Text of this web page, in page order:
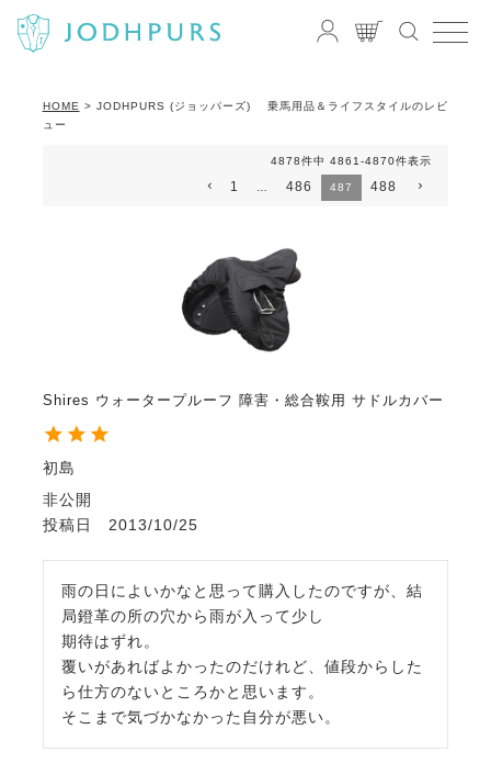
HOME
JODHPURS (ジョッパーズ) 乗馬用品＆ライフスタイルのレビ
ュー
4878件中 4861-4870件表示
1 486 487 488
Shires ウォータープルーフ 障害・総合鞍用 サドルカバー
初島
非公開
投稿日
2013/10/25
雨の日によいかなと思って購入したのですが、結
局鐙革の所の穴から雨が入って少し
期待はずれ。
覆いがあればよかったのだけれど、値段からした
ら仕方のないところかと思います。
そこまで気づかなかった自分が悪い。